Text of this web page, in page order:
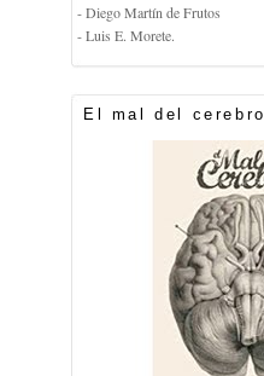
- Diego Martín de Frutos
- Luis E. Morete.
El mal del cerebro